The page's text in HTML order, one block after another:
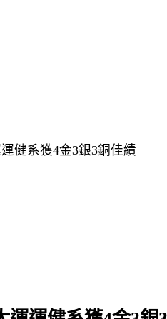
健系獲4金3銀3銅佳績